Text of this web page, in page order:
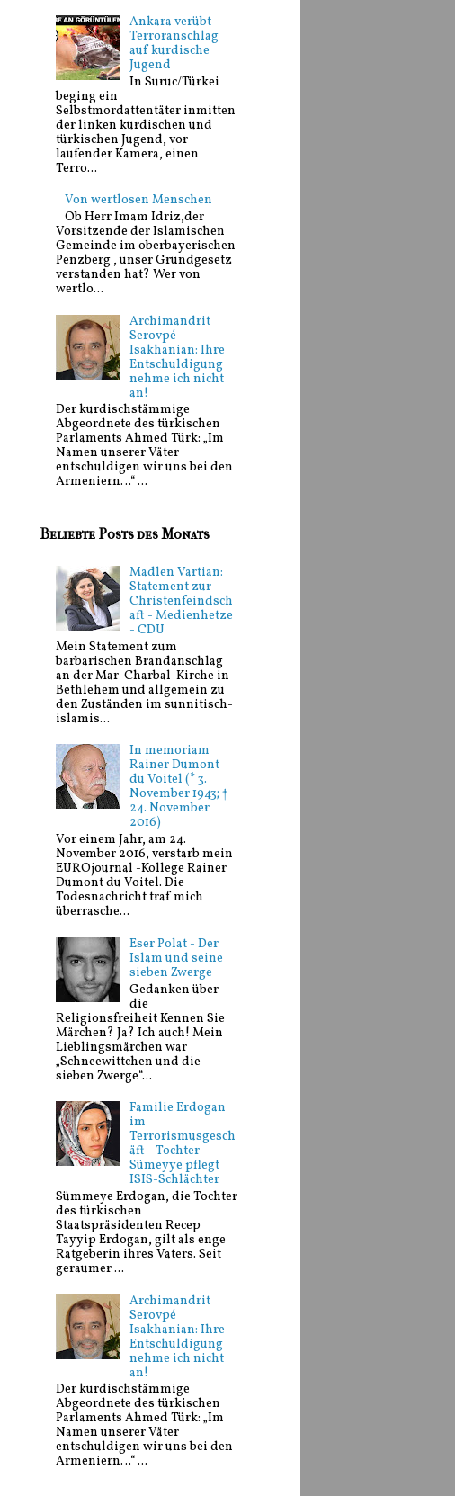
Ankara verübt
Terroranschlag
auf kurdische
Jugend
In Suruc/Türkei
beging ein
Selbstmordattentäter inmitten
der linken kurdischen und
türkischen Jugend, vor
laufender Kamera, einen
Terro...
Von wertlosen Menschen
Ob Herr Imam Idriz,der
Vorsitzende der Islamischen
Gemeinde im oberbayerischen
Penzberg , unser Grundgesetz
verstanden hat? Wer von
wertlo...
Archimandrit
Serovpé
Isakhanian: Ihre
Entschuldigung
nehme ich nicht
an!
Der kurdischstämmige
Abgeordnete des türkischen
Parlaments Ahmed Türk: „Im
Namen unserer Väter
entschuldigen wir uns bei den
Armeniern…“ ...
Beliebte Posts des Monats
Madlen Vartian:
Statement zur
Christenfeindsch
aft - Medienhetze
- CDU
Mein Statement zum
barbarischen Brandanschlag
an der Mar-Charbal-Kirche in
Bethlehem und allgemein zu
den Zuständen im sunnitisch-
islamis...
In memoriam
Rainer Dumont
du Voitel (* 3.
November 1943; †
24. November
2016)
Vor einem Jahr, am 24.
November 2016, verstarb mein
EUROjournal -Kollege Rainer
Dumont du Voitel. Die
Todesnachricht traf mich
überrasche...
Eser Polat - Der
Islam und seine
sieben Zwerge
Gedanken über
die
Religionsfreiheit Kennen Sie
Märchen? Ja? Ich auch! Mein
Lieblingsmärchen war
„Schneewittchen und die
sieben Zwerge“...
Familie Erdogan
im
Terrorismusgesch
äft - Tochter
Sümeyye pflegt
ISIS-Schlächter
Sümmeye Erdogan, die Tochter
des türkischen
Staatspräsidenten Recep
Tayyip Erdogan, gilt als enge
Ratgeberin ihres Vaters. Seit
geraumer ...
Archimandrit
Serovpé
Isakhanian: Ihre
Entschuldigung
nehme ich nicht
an!
Der kurdischstämmige
Abgeordnete des türkischen
Parlaments Ahmed Türk: „Im
Namen unserer Väter
entschuldigen wir uns bei den
Armeniern…“ ...